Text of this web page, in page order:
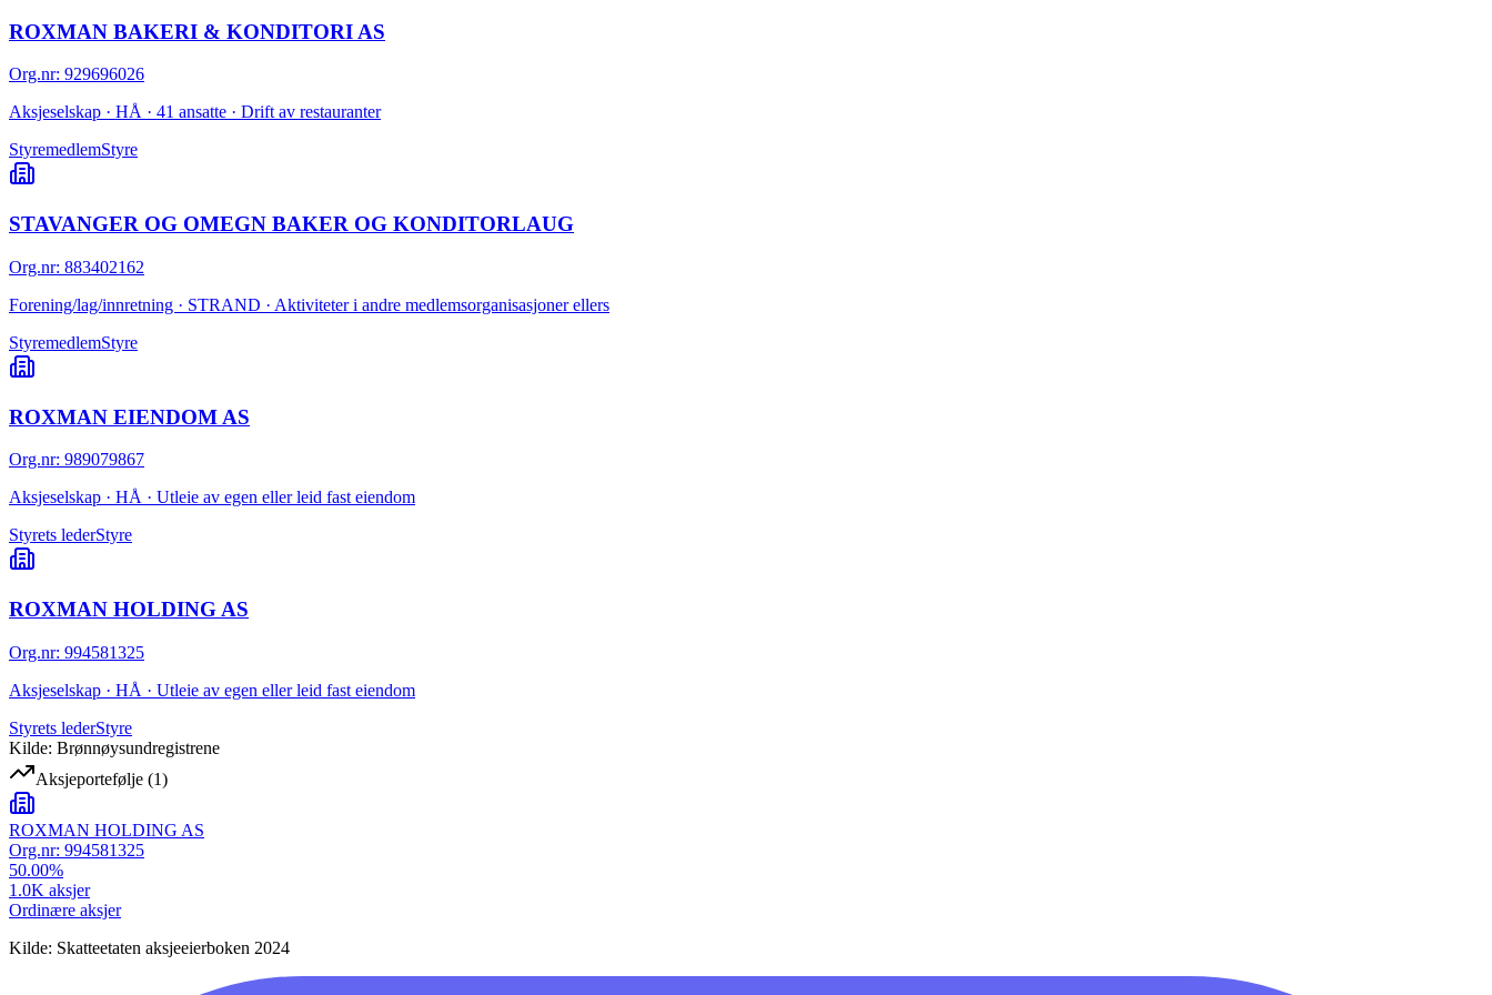
ROXMAN BAKERI & KONDITORI AS
Org.nr: 929696026
Aksjeselskap · HÅ · 41 ansatte · Drift av restauranter
StyremedlemStyre
STAVANGER OG OMEGN BAKER OG KONDITORLAUG
Org.nr: 883402162
Forening/lag/innretning · STRAND · Aktiviteter i andre medlemsorganisasjoner ellers
StyremedlemStyre
ROXMAN EIENDOM AS
Org.nr: 989079867
Aksjeselskap · HÅ · Utleie av egen eller leid fast eiendom
Styrets lederStyre
ROXMAN HOLDING AS
Org.nr: 994581325
Aksjeselskap · HÅ · Utleie av egen eller leid fast eiendom
Styrets lederStyre
Kilde: Brønnøysundregistrene
Aksjeportefølje (1)
ROXMAN HOLDING AS
Org.nr: 994581325
50.00%
1.0K aksjer
Ordinære aksjer
Kilde: Skatteetaten aksjeeierboken 2024